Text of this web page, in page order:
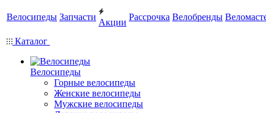
Велосипеды Запчасти
Акции
Рассрочка Велобренды
Каталог
Велосипеды
Горные велосипеды
Женские велосипеды
Мужские велосипеды